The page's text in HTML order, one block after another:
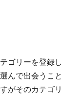
ゴリーを登録し
んで出会うこと
がそのカテゴリ